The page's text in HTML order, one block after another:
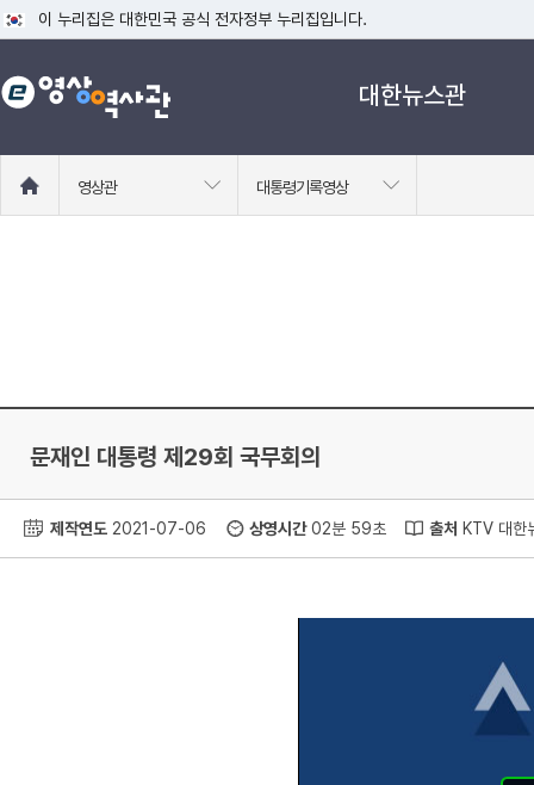
이 누리집은 대한민국 공식 전자정부 누리집입니다.
공식 누리집 주소 확인하기
go.kr 주소를 사용하는 누리집은 대한민국 정부기관이 관리하는 누리집입니
대한뉴스관
로
영상관 대통령기록영상
문재인 대통령 제29회 국무회의
제작연도 2021-07-06 상영시간02분 59초 출처 KTV 대한